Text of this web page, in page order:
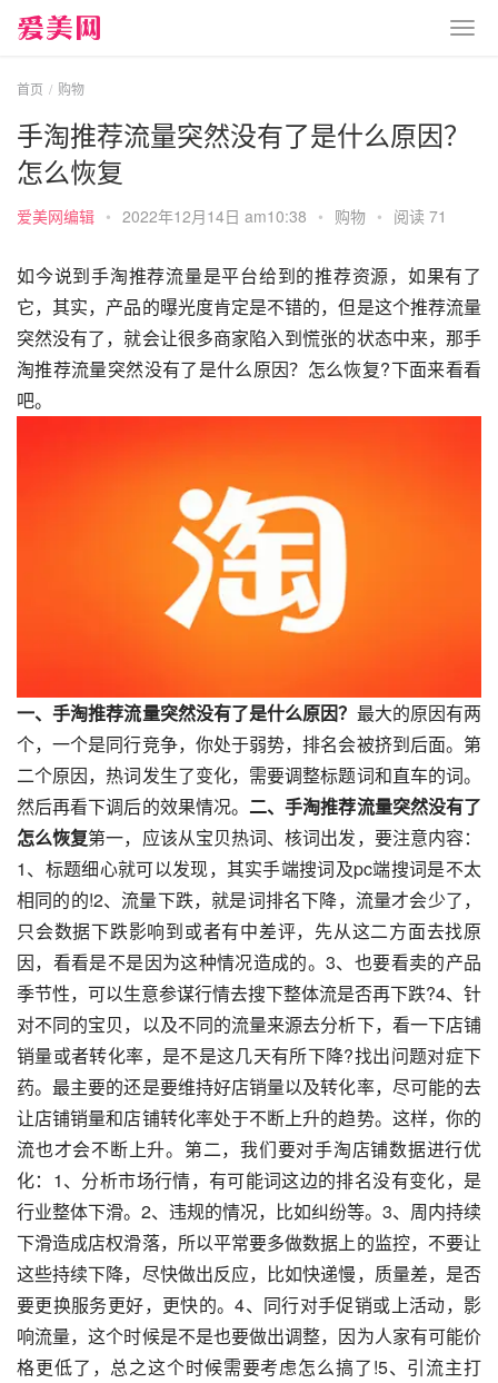
首页 购物
手淘推荐流量突然没有了是什么原因？
怎么恢复
爱美网编辑 • 2022年12月14日 am10:38 • 购物 • 阅读 71
如今说到手淘推荐流量是平台给到的推荐资源，如果有了
它，其实，产品的曝光度肯定是不错的，但是这个推荐流量
突然没有了，就会让很多商家陷入到慌张的状态中来，那手
淘推荐流量突然没有了是什么原因？怎么恢复?下面来看看
吧。
一、手淘推荐流量突然没有了是什么原因？ 最大的原因有两
个，一个是同行竞争，你处于弱势，排名会被挤到后面。第
二个原因，热词发生了变化，需要调整标题词和直车的词。
然后再看下调后的效果情况。 二、手淘推荐流量突然没有了
怎么恢复第一，应该从宝贝热词、核词出发，要注意内容：
1、标题细心就可以发现，其实手端搜词及pc端搜词是不太
相同的的!2、流量下跌，就是词排名下降，流量才会少了，
只会数据下跌影响到或者有中差评，先从这二方面去找原
因，看看是不是因为这种情况造成的。3、也要看卖的产品
季节性，可以生意参谋行情去搜下整体流是否再下跌?4、针
对不同的宝贝，以及不同的流量来源去分析下，看一下店铺
销量或者转化率，是不是这几天有所下降?找出问题对症下
药。最主要的还是要维持好店销量以及转化率，尽可能的去
让店铺销量和店铺转化率处于不断上升的趋势。这样，你的
流也才会不断上升。第二，我们要对手淘店铺数据进行优
化：1、分析市场行情，有可能词这边的排名没有变化，是
行业整体下滑。2、违规的情况，比如纠纷等。3、周内持续
下滑造成店权滑落，所以平常要多做数据上的监控，不要让
这些持续下降，尽快做出反应，比如快递慢，质量差，是否
要更换服务更好，更快的。4、同行对手促销或上活动，影
响流量，这个时候是不是也要做出调整，因为人家有可能价
格更低了，总之这个时候需要考虑怎么搞了!5、引流主打